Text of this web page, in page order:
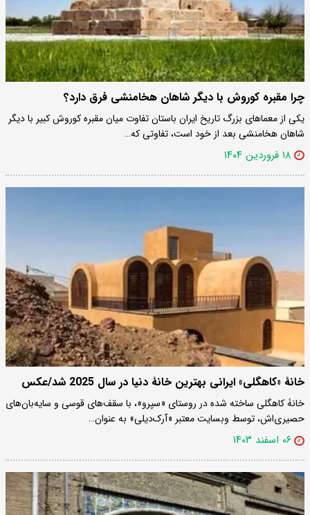
چرا مقبره کوروش با دیگر شاهان هخامنشی فرق دارد؟
یکی از معما‌های بزرگ تاریخ ایران باستان تفاوت میان مقبره کوروش کبیر با دیگر
شاهان هخامنشی بعد از خود است، تفاوتی که…
۱۸ فروردین ۱۴۰۴
خانۀ «کاهگلی» ایرانی بهترین خانۀ دنیا در سال 2025 شد/عکس
خانۀ کاهگلی ساخته شده در روستای «سپرو»، با سقف‌های قوسی و سایه‌بان‌های
حصیری‌اش، توسط وبسایت معتبر «آرک‌دیلی» به عنوان…
۰۶ اسفند ۱۴۰۳